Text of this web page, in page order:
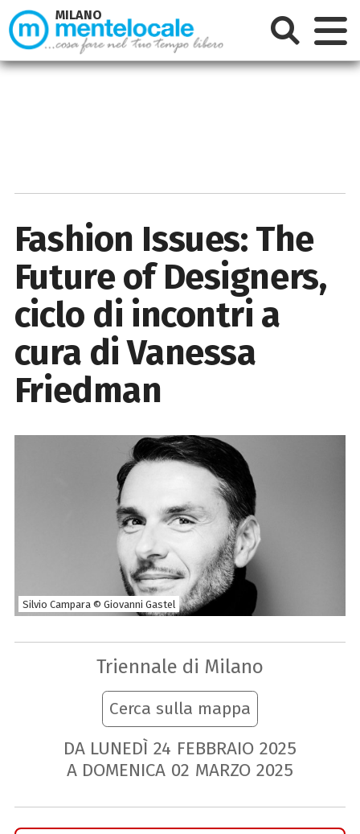
Fashion Issues: The
Future of Designers,
ciclo di incontri a
cura di Vanessa
Friedman
Silvio Campara © Giovanni Gastel
Triennale di Milano
Cerca sulla mappa
DA LUNEDÌ 24 FEBBRAIO 2025
A DOMENICA 02 MARZO 2025
MILANO